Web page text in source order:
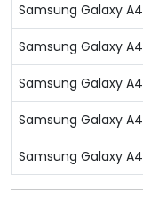
Samsung Galaxy
Samsung Galaxy
Samsung Galaxy
Samsung Galaxy
Samsung Galaxy